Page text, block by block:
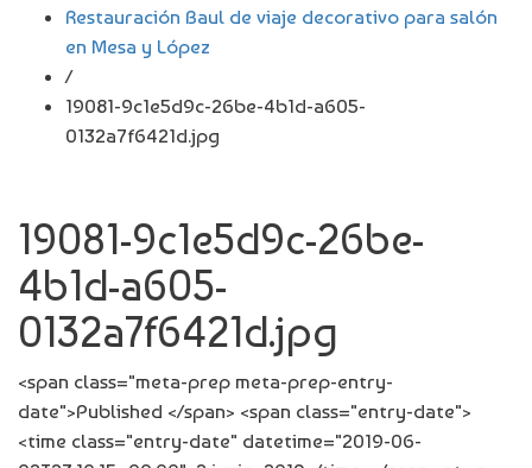
Restauración Baul de viaje decorativo para salón
en Mesa y López
/
19081-9c1e5d9c-26be-4b1d-a605-
0132a7f6421d.jpg
19081-9c1e5d9c-26be-
4b1d-a605-
0132a7f6421d.jpg
<span class="meta-prep meta-prep-entry-
date">Published </span> <span class="entry-date">
<time class="entry-date" datetime="2019-06-